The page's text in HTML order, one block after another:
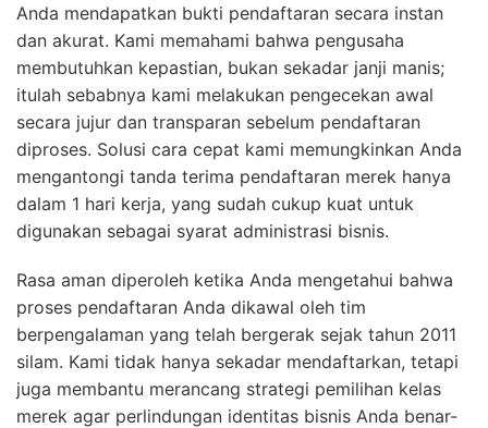
Anda mendapatkan bukti pendaftaran secara instan
dan akurat. Kami memahami bahwa pengusaha
membutuhkan kepastian, bukan sekadar janji manis;
itulah sebabnya kami melakukan pengecekan awal
secara jujur dan transparan sebelum pendaftaran
diproses. Solusi cara cepat kami memungkinkan Anda
mengantongi tanda terima pendaftaran merek hanya
dalam 1 hari kerja, yang sudah cukup kuat untuk
digunakan sebagai syarat administrasi bisnis.
Rasa aman diperoleh ketika Anda mengetahui bahwa
proses pendaftaran Anda dikawal oleh tim
berpengalaman yang telah bergerak sejak tahun 2011
silam. Kami tidak hanya sekadar mendaftarkan, tetapi
juga membantu merancang strategi pemilihan kelas
merek agar perlindungan identitas bisnis Anda benar-